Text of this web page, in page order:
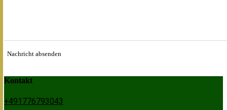
Nachricht absenden
Kontakt
+491776793043